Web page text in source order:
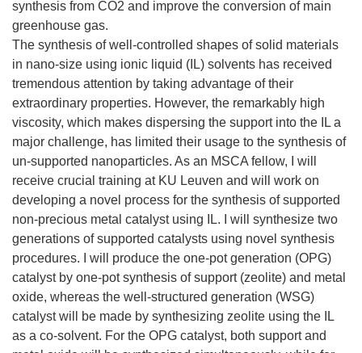
synthesis from CO2 and improve the conversion of main
greenhouse gas.
The synthesis of well-controlled shapes of solid materials
in nano-size using ionic liquid (IL) solvents has received
tremendous attention by taking advantage of their
extraordinary properties. However, the remarkably high
viscosity, which makes dispersing the support into the IL a
major challenge, has limited their usage to the synthesis of
un-supported nanoparticles. As an MSCA fellow, I will
receive crucial training at KU Leuven and will work on
developing a novel process for the synthesis of supported
non-precious metal catalyst using IL. I will synthesize two
generations of supported catalysts using novel synthesis
procedures. I will produce the one-pot generation (OPG)
catalyst by one-pot synthesis of support (zeolite) and metal
oxide, whereas the well-structured generation (WSG)
catalyst will be made by synthesizing zeolite using the IL
as a co-solvent. For the OPG catalyst, both support and